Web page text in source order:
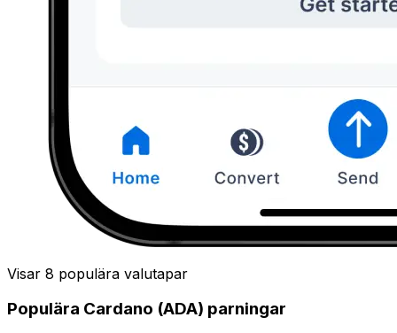
Visar 8 populära valutapar
Populära Cardano (ADA) parningar